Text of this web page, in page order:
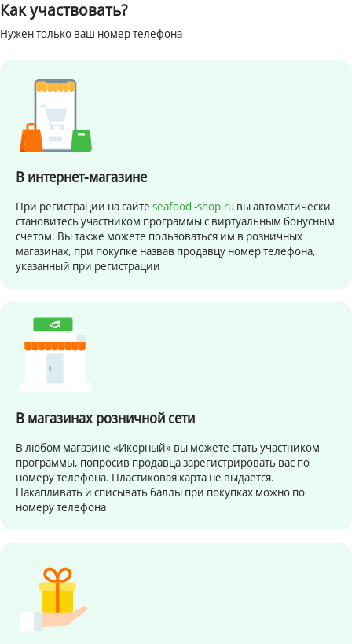
Как участвовать?
Нужен только ваш номер телефона
В интернет-магазине
При регистрации на сайте seafood -shop.ru вы автоматически
становитесь участником программы с виртуальным бонусным
счетом. Вы также можете пользоваться им в розничных
магазинах, при покупке назвав продавцу номер телефона,
указанный при регистрации
В магазинах розничной сети
В любом магазине «Икорный» вы можете стать участником
программы, попросив продавца зарегистрировать вас по
номеру телефона. Пластиковая карта не выдается.
Накапливать и списывать баллы при покупках можно по
номеру телефона